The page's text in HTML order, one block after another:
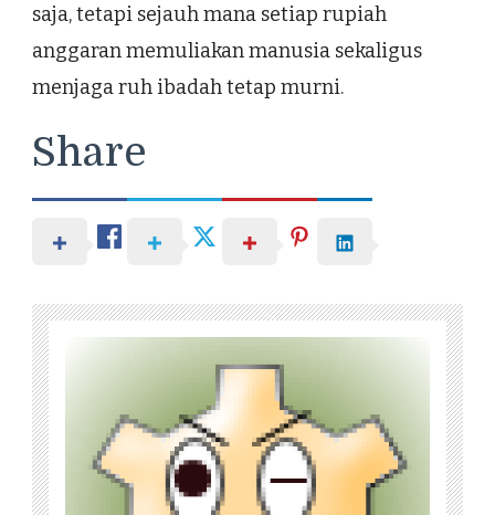
saja, tetapi sejauh mana setiap rupiah
anggaran memuliakan manusia sekaligus
menjaga ruh ibadah tetap murni.
Share